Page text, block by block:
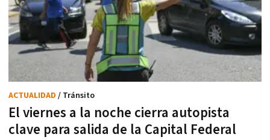
El viernes a la noche cierra autopista
clave para salida de la Capital Federal
ACTUALIDAD / Tránsito